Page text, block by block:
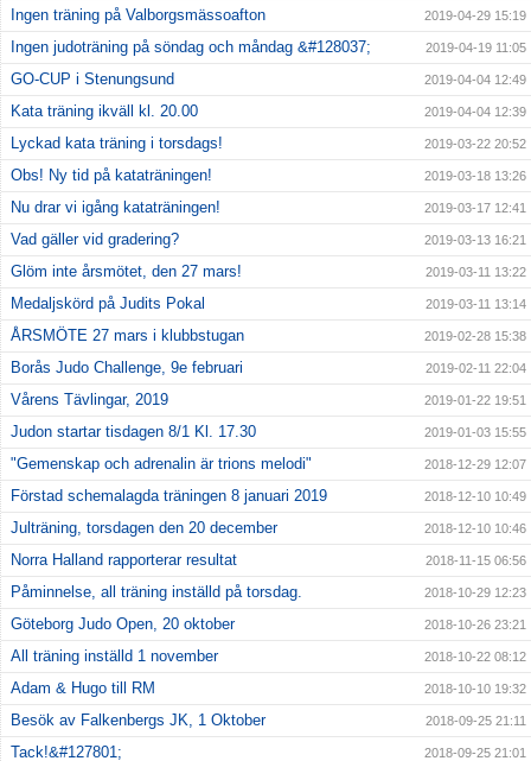
Ingen träning på Valborgsmässoafton 2019-04-29 15:19
Ingen judoträning på söndag och måndag &#128037; 2019-04-19 11:05
GO-CUP i Stenungsund 2019-04-04 12:49
Kata träning ikväll kl. 20.00 2019-04-04 12:39
Lyckad kata träning i torsdags! 2019-03-22 20:52
Obs! Ny tid på kataträningen! 2019-03-18 13:26
Nu drar vi igång kataträningen! 2019-03-17 12:41
Vad gäller vid gradering? 2019-03-13 16:21
Glöm inte årsmötet, den 27 mars! 2019-03-11 13:22
Medaljskörd på Judits Pokal 2019-03-11 13:14
ÅRSMÖTE 27 mars i klubbstugan 2019-02-28 15:38
Borås Judo Challenge, 9e februari 2019-02-11 22:04
Vårens Tävlingar, 2019 2019-01-22 19:51
Judon startar tisdagen 8/1 Kl. 17.30 2019-01-03 15:55
"Gemenskap och adrenalin är trions melodi" 2018-12-29 12:07
Förstad schemalagda träningen 8 januari 2019 2018-12-10 10:49
Julträning, torsdagen den 20 december 2018-12-10 10:46
Norra Halland rapporterar resultat 2018-11-15 06:56
Påminnelse, all träning inställd på torsdag. 2018-10-29 12:23
Göteborg Judo Open, 20 oktober 2018-10-26 23:21
All träning inställd 1 november 2018-10-22 08:12
Adam & Hugo till RM 2018-10-10 19:32
Besök av Falkenbergs JK, 1 Oktober 2018-09-25 21:11
Tack!&#127801; 2018-09-25 21:01